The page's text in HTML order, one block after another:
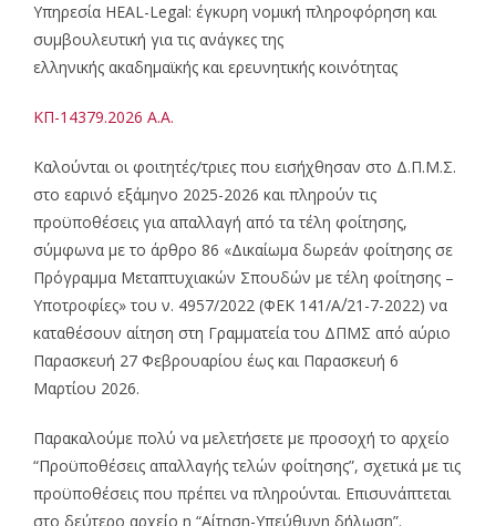
Υπηρεσία HEAL-Legal: έγκυρη νομική πληροφόρηση και
συμβουλευτική για τις ανάγκες της
ελληνικής ακαδημαϊκής και ερευνητικής κοινότητας
ΚΠ-14379.2026 Α.Α.
Καλούνται οι φοιτητές/τριες που εισήχθησαν στο Δ.Π.Μ.Σ.
στο εαρινό εξάμηνο 2025-2026 και πληρούν τις
προϋποθέσεις για απαλλαγή από τα τέλη φοίτησης,
σύμφωνα με το άρθρο 86 «Δικαίωμα δωρεάν φοίτησης σε
Πρόγραμμα Μεταπτυχιακών Σπουδών με τέλη φοίτησης –
Υποτροφίες» του ν. 4957/2022 (ΦΕΚ 141/Α΄/21-7-2022) να
καταθέσουν αίτηση στη Γραμματεία του ΔΠΜΣ από αύριο
Παρασκευή 27 Φεβρουαρίου έως και Παρασκευή 6
Μαρτίου 2026.
Παρακαλούμε πολύ να μελετήσετε με προσοχή το αρχείο
“Προϋποθέσεις απαλλαγής τελών φοίτησης”, σχετικά με τις
προϋποθέσεις που πρέπει να πληρούνται. Επισυνάπτεται
στο δεύτερο αρχείο η “Αίτηση-Υπεύθυνη δήλωση”.